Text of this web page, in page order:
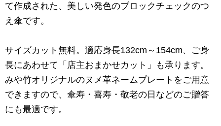
て作成された、美しい発色のブロックチェックのつ
え傘です。
サイズカット無料。適応身長132cm～154cm、ご身
長にあわせて「店主おまかせカット」も承ります。
みや竹オリジナルのヌメ革ネームプレートをご用意
できますので、傘寿・喜寿・敬老の日などのご贈答
にも最適です。